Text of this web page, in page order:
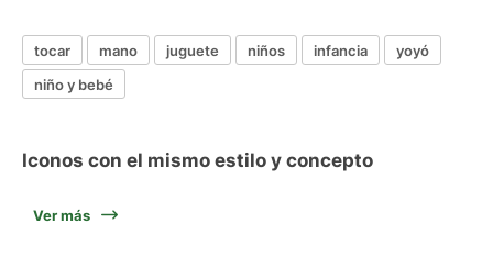
tocar mano juguete niños infancia
yoyó
niño y bebé
Iconos con el mismo estilo y concepto
Ver más